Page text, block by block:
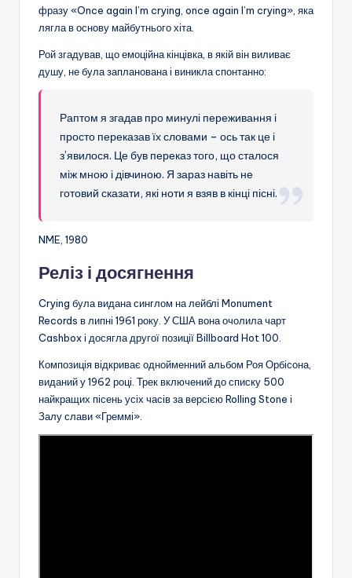
фразу «Once again I’m crying, once again I’m crying», яка
лягла в основу майбутнього хіта.
Рой згадував, що емоційна кінцівка, в якій він виливає
душу, не була запланована і виникла спонтанно:
Раптом я згадав про минулі переживання і
просто переказав їх словами – ось так це і
з’явилося. Це був переказ того, що сталося
між мною і дівчиною. Я зараз навіть не
готовий сказати, які ноти я взяв в кінці пісні.
NME, 1980
Реліз і досягнення
Crying була видана синглом на лейблі Monument
Records в липні 1961 року. У США вона очолила чарт
Cashbox і досягла другої позиції Billboard Hot 100.
Композиція відкриває однойменний альбом Роя Орбісона,
виданий у 1962 році. Трек включений до списку 500
найкращих пісень усіх часів за версією Rolling Stone і
Залу слави «Греммі».